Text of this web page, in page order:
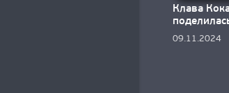
Клава
личной
09.11.2024